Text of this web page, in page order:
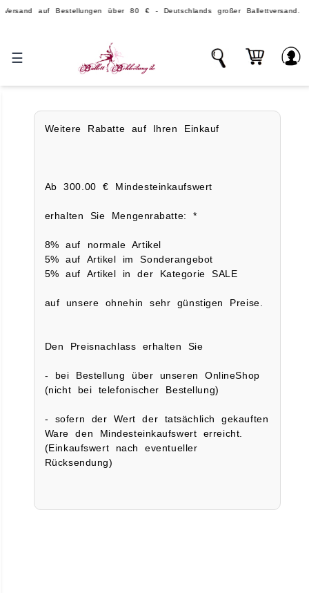
auf Bestellungen über 80 € - Deutschlands großer Ballettversand.
☰
Weitere Rabatte auf Ihren Einkauf
Ab 300.00 € Mindesteinkaufswert
erhalten Sie Mengenrabatte: *
8% auf normale Artikel
5% auf Artikel im Sonderangebot
5% auf Artikel in der Kategorie SALE
auf unsere ohnehin sehr günstigen Preise.
Den Preisnachlass erhalten Sie
- bei Bestellung über unseren OnlineShop
(nicht bei telefonischer Bestellung)
- sofern der Wert der tatsächlich gekauften
Ware den Mindesteinkaufswert erreicht.
(Einkaufswert nach eventueller
Rücksendung)